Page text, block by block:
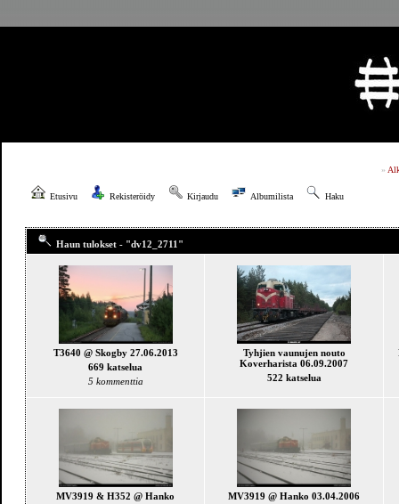
»
Etusivu Rekisteröidy Kirjaudu Albumilista Haku
Haun tulokset - "dv12_2711"
T3640 @ Skogby 27.06.2013
669 katselua
5 kommenttia
Tyhjien vaunujen nouto
Koverharista 06.09.2007
522 katselua
MV3919 & H352 @ Hanko
MV3919 @ Hanko 03.04.2006